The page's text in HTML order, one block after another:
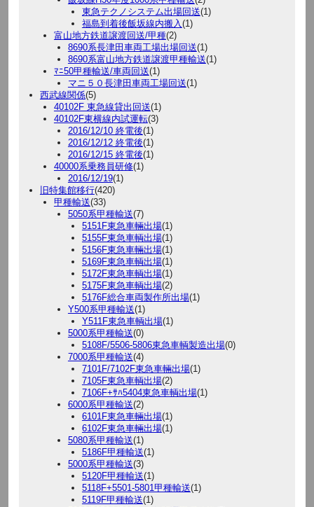
東急テクノシステム出場回送(1)
福島到着後飯坂線内搬入(1)
富山地方鉄道譲渡回送/甲種(2)
8690系長津田車両工場出場回送(1)
8690系富山地方鉄道譲渡甲種輸送(1)
ﾏﾆ50甲種輸送/車両回送(1)
マニ５０長津田車両工場回送(1)
西武線関係(5)
40102F 東急線貸出回送(1)
40102F東横線内試運転(3)
2016/12/10 終電後(1)
2016/12/12 終電後(1)
2016/12/15 終電後(1)
40000系乗務員研修(1)
2016/12/19(1)
旧特集館移行(420)
甲種輸送(33)
5050系甲種輸送(7)
5151F東急車輛出場(1)
5155F東急車輌出場(1)
5156F東急車輛出場(1)
5169F東急車輌出場(1)
5172F東急車輌出場(1)
5175F東急車輌出場(2)
5176F総合車両製作所出場(1)
Y500系甲種輸送(1)
Y511F東急車輌出場(1)
5000系甲種輸送(0)
5108F/5506-5806東急車輌製造出場(0)
7000系甲種輸送(4)
7101F/7102F東急車輛出場(1)
7105F東急車輌出場(2)
7106F+ｻﾊ5404東急車輌出場(1)
6000系甲種輸送(2)
6101F東急車輛出場(1)
6102F東急車輛出場(1)
5080系甲種輸送(1)
5186F甲種輸送(1)
5000系甲種輸送(3)
5120F甲種輸送(1)
5118F+5501-5801甲種輸送(1)
5119F甲種輸送(1)